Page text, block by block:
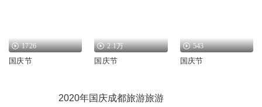
1726
国庆节
2.1万
国庆节
543
国庆节
2020年国庆成都旅游旅游